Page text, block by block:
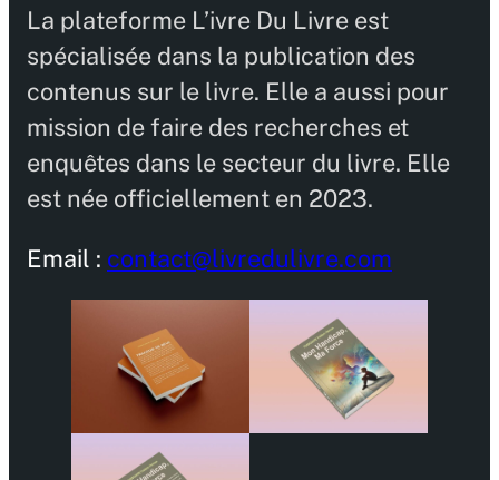
La plateforme L’ivre Du Livre est
spécialisée dans la publication des
contenus sur le livre. Elle a aussi pour
mission de faire des recherches et
enquêtes dans le secteur du livre. Elle
est née officiellement en 2023.
Email : contact@livredulivre.com